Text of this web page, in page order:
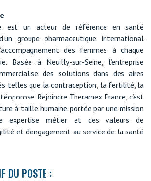
est un acteur de référence en santé
groupe pharmaceutique international
des femmes à chaque
Basée à Neuilly-sur-Seine, l’entreprise
des solutions dans des aires
telles que la contraception, la fertilité, la
Rejoindre Theramex France, c’est
à taille humaine portée par une mission
expertise métier et des valeurs de
et d’engagement au service de la santé
DU POSTE :